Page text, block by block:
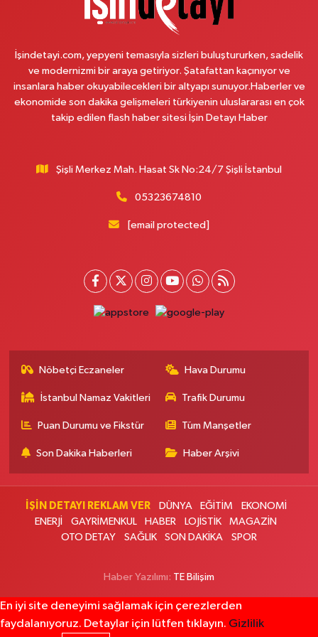
Sahrayıcedit Mahallesi Cebesoy Sokak 29B
Selenyum Eczanesi
Koşuyolu Mahallesi Alidede Sokak No:9,Z1 KOŞUYOLU MEDİPOL
HASTANESİ OTOPARKI YANI, KOŞUYOLU BEYZADE KÜNEFE YANI,
KOŞUYOLU SUZUKİ KARŞISI CADDE ÜZERİ
Sahne Eczanesi
0 (532) 137 55 01 Yol Tarifi Al
USTA VE ZİGANA DÜĞÜN SALONUNUN YANI
0 (216) 461 51 71 Yol Tarifi Al
Sümer Mahallesi Prof. Turan Güneş Caddesi 57 AA
0 (506) 740 60 23 Yol Tarifi Al
Meydan Eczanesi
Arnavutköy Merkez Mahallesi Nenehatun Caddesi 8A 15 TEMMUZ
MEYDANI (ESKİ TOP SAHASI ve ESKİ BELEDİYE BİNASI karşısı) - SEVGİ TIP
MERKEZİ'nin 50 METRE altında - DUYAL DÜĞÜN SALONU'nun bitişiği
Yüzyıl Mahallesi Barbaros Caddesi 105 IŞIK TIP MERKEZİ VE İSTANBUL
İşindetayi.com, yepyeni temasıyla sizleri buluştururken, sadelik
ve modernizmi bir araya getiriyor. Şatafattan kaçınıyor ve
insanlara haber okuyabilecekleri bir altyapı sunuyor.Haberler ve
ekonomide son dakika gelişmeleri türkiyenin uluslararası en çok
takip edilen flash haber sitesi İşin Detayı Haber
Şişli Merkez Mah. Hasat Sk No:24/7 Şişli İstanbul
05323674810
[email protected]
Nöbetçi Eczaneler Hava Durumu
İstanbul Namaz Vakitleri Trafik Durumu
Puan Durumu ve Fikstür Tüm Manşetler
Son Dakika Haberleri Haber Arşivi
İŞİN DETAYI REKLAM VER DÜNYA EĞİTİM
EKONOMİ
ENERJİ
GAYRİMENKUL HABER LOJİSTİK
MAGAZİN
OTO DETAY
SAĞLIK SON DAKİKA SPOR
Haber Yazılımı: TE Bilişim
En iyi site deneyimi sağlamak için çerezlerden
faydalanıyoruz. Detaylar için lütfen tıklayın. Gizlilik